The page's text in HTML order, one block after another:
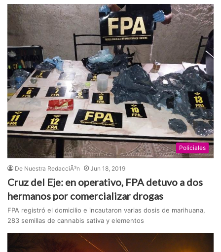
Policiales
De Nuestra RedacciÃ³n Jun 18, 2019
Cruz del Eje: en operativo, FPA detuvo a dos
hermanos por comercializar drogas
FPA registró el domicilio e incautaron varias dosis de marihuana,
283 semillas de cannabis sativa y elementos